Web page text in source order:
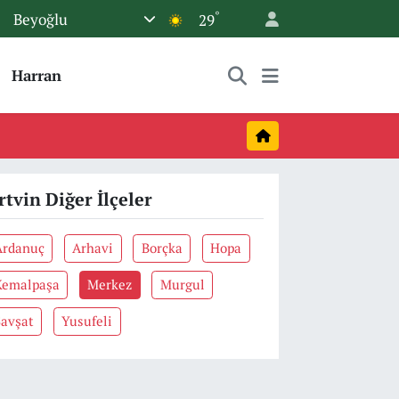
Beyoğlu 29°
Harran
Diğer İlçeler
Arhavi Borçka Hopa
Merkez Murgul
Yusufeli